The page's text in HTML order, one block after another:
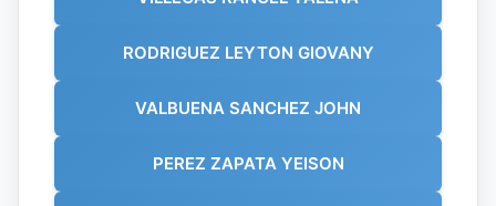
RODRIGUEZ LEYTON GIOVANY
VALBUENA SANCHEZ JOHN
PEREZ ZAPATA YEISON